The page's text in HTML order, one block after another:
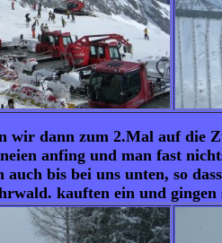
wir dann zum 2.Mal auf die
anfing und man fast
auch bis bei uns unten, so
kauften ein und